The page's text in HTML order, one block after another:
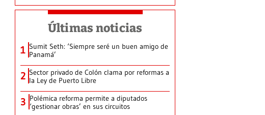
Últimas noticias
1 Sumit Seth: ‘Siempre seré un buen amigo de
Panamá’
2 Sector privado de Colón clama por reformas a
la Ley de Puerto Libre
3 Polémica reforma permite a diputados
‘gestionar obras’ en sus circuitos